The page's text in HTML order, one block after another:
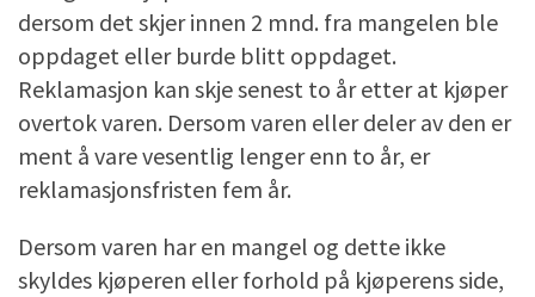
dersom det skjer innen 2 mnd. fra mangelen ble
oppdaget eller burde blitt oppdaget.
Reklamasjon kan skje senest to år etter at kjøper
overtok varen. Dersom varen eller deler av den er
ment å vare vesentlig lenger enn to år, er
reklamasjonsfristen fem år.
Dersom varen har en mangel og dette ikke
skyldes kjøperen eller forhold på kjøperens side,